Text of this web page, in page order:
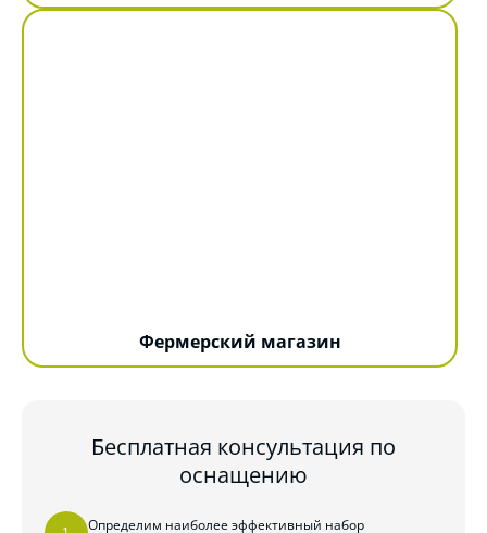
Фермерский магазин
Бесплатная консультация по
оснащению
Определим наиболее эффективный набор